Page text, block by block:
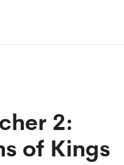
2:
of Kings